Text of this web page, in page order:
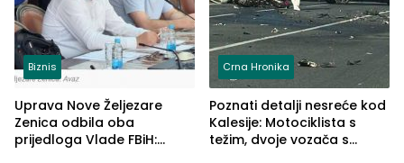
Biznis
Uprava Nove Željezare
Zenica odbila oba
prijedloga Vlade FBiH:
Crna Hronika
Poznati detalji nesreće kod
Kalesije: Motociklista s
težim, dvoje vozača s